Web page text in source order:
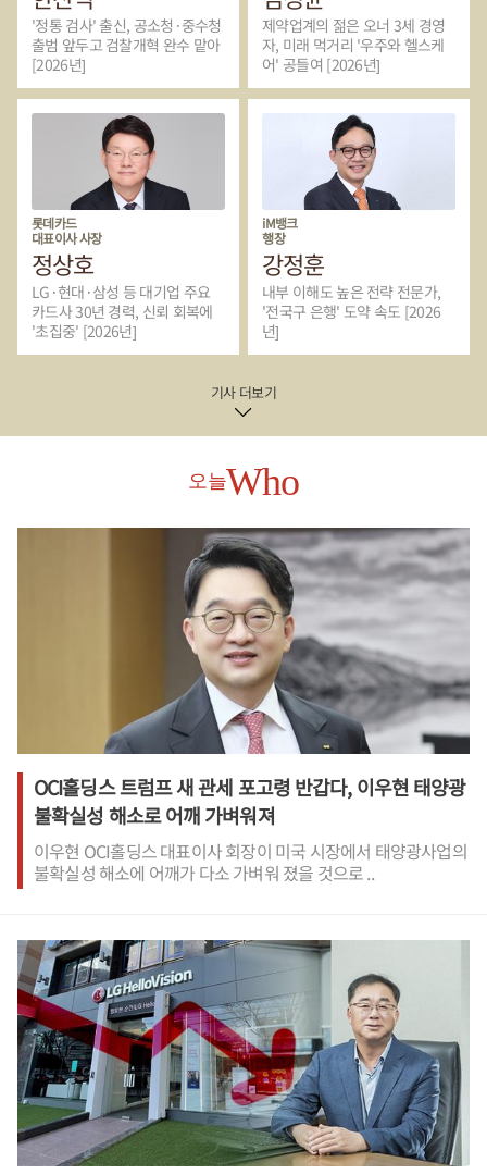
'정통 검사' 출신, 공소청·중수청
출범 앞두고 검찰개혁 완수 맡아
[2026년]
제약업계의 젊은 오너 3세 경영
자, 미래 먹거리 '우주와 헬스케
어' 공들여 [2026년]
롯데카드
대표이사 사장
정상호
LG·현대·삼성 등 대기업 주요
카드사 30년 경력, 신뢰 회복에
'초집중' [2026년]
iM뱅크
행장
강정훈
내부 이해도 높은 전략 전문가,
'전국구 은행' 도약 속도 [2026
년]
기사 더보기
오늘Who
OCI홀딩스 트럼프 새 관세 포고령 반갑다, 이우현 태양광
불확실성 해소로 어깨 가벼워져
이우현 OCI홀딩스 대표이사 회장이 미국 시장에서 태양광사업의
불확실성 해소에 어깨가 다소 가벼워 졌을 것으로 ..